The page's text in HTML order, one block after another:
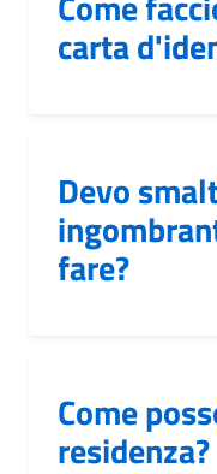
carta
Devo
fare?
Come
residenza?